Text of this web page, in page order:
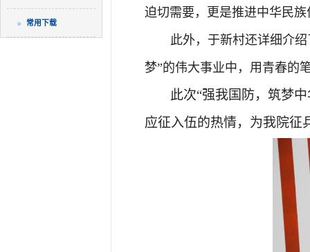
常用下载
迫切需要，更是推进中华民
此外，于新村还详细介
梦”的伟大事业中，用青春的
此次“强我国防，筑梦
应征入伍的热情，为我院征